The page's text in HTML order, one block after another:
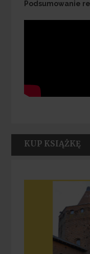
Podsumowanie
KUP KSIĄŻKĘ